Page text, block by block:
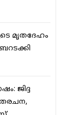
മൃതദേഹം
ജിദ്ദ